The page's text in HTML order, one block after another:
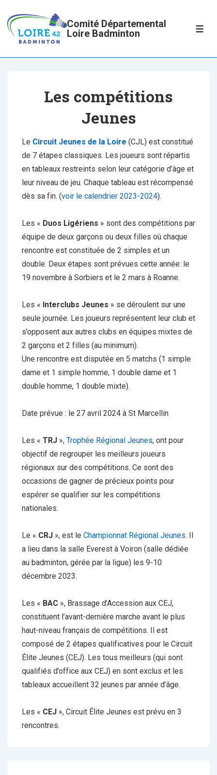
passer
contenu
principal
Comité Départemental
Loire Badminton
Les compétitions
Jeunes
Le Circuit Jeunes de la Loire (CJL) est constitué
de 7 étapes classiques. Les joueurs sont répartis
en tableaux restreints selon leur catégorie d’âge et
leur niveau de jeu. Chaque tableau est récompensé
dès sa fin. (voir le calendrier 2023-2024).
Les « Duos Ligériens » sont des compétitions par
équipe de deux garçons ou deux filles où chaque
rencontre est constituée de 2 simples et un
double. Deux étapes sont prévues cette année: le
19 novembre à Sorbiers et le 2 mars à Roanne.
Les « Interclubs Jeunes » se déroulent sur une
seule journée. Les joueurs représentent leur club et
s’opposent aux autres clubs en équipes mixtes de
2 garçons et 2 filles (au minimum).
Une rencontre est disputée en 5 matchs (1 simple
dame et 1 simple homme, 1 double dame et 1
double homme, 1 double mixte).
Date prévue : le 27 avril 2024 à St Marcellin
Les « TRJ », Trophée Régional Jeunes, ont pour
objectif de regrouper les meilleurs joueurs
régionaux sur des compétitions. Ce sont des
occasions de gagner de précieux points pour
espérer se qualifier sur les compétitions
nationales.
Le « CRJ », est le Championnat Régional Jeunes. Il
a lieu dans la salle Everest à Voiron (salle dédiée
au badminton, gérée par la ligue) les 9-10
décembre 2023.
Les « BAC », Brassage d’Accession aux CEJ,
constituent l’avant-dernière marche avant le plus
haut-niveau français de compétitions. Il est
composé de 2 étapes qualificatives pour le Circuit
Élite Jeunes (CEJ). Les tous meilleurs (qui sont
qualifiés d’office aux CEJ) en sont exclus et les
tableaux accueillent 32 jeunes par année d’âge.
Les « CEJ », Circuit Élite Jeunes est prévu en 3
rencontres.